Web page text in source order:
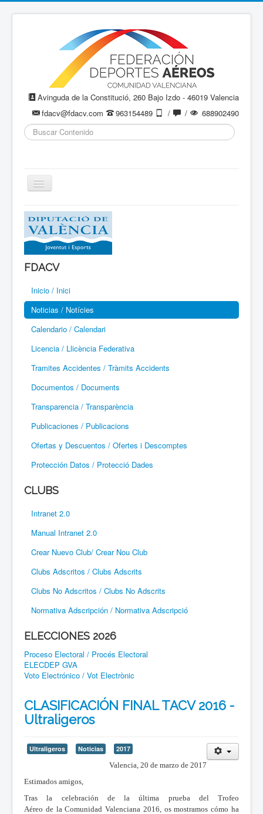
Avinguda de la Constitució, 260 Bajo Izdo - 46019 Valencia
fdacv@fdacv.com
963154489 / /
688902490
Buscar...
Cambiar
navegación
Aeromodelismo / Aeromodelisme
Ala Delta
Paracaidismo / Paracaigudisme
Parapente / Parapent
Ultraligeros / Ultralleugers
Vuelo Con Motor / Vol Amb Motor
FDACV
Inicio / Inici
Noticias / Notícies
Calendario / Calendari
Licencia / Llicència Federativa
Tramites Accidentes / Tràmits Accidents
Documentos / Documents
Transparencia / Transparència
Publicaciones / Publicacions
Ofertas y Descuentos / Ofertes i Descomptes
Protección Datos / Protecció Dades
CLUBS
Intranet 2.0
Manual Intranet 2.0
Crear Nuevo Club/ Crear Nou Club
Clubs Adscritos / Clubs Adscrits
Clubs No Adscritos / Clubs No Adscrits
Normativa Adscripción / Normativa Adscripció
ELECCIONES 2026
Proceso Electoral / Procés Electoral
ELECDEP GVA
Voto Electrónico / Vot Electrònic
CLASIFICACIÓN FINAL TACV 2016 -
Ultraligeros
Ultraligeros Noticias
2017
Valencia, 20 de marzo de 2017
Estimados amigos,
Tras la celebración de la última prueba del Trofeo
Aéreo de la Comunidad Valenciana 2016, os mostramos cómo ha